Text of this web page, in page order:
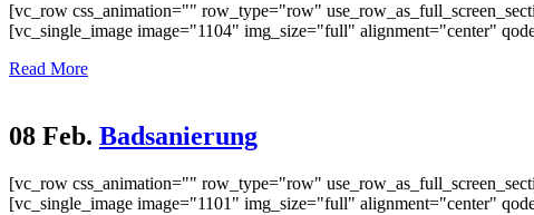
[vc_row css_animation="" row_type="row"
[vc_single_image image="1104" img_size="full" alignment="center"
Read More
08 Feb. Badsanierung
[vc_row css_animation="" row_type="row"
[vc_single_image image="1101" img_size="full" alignment="center"